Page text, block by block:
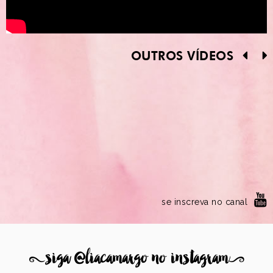
OUTROS VÍDEOS
se inscreva no canal
8siga @liacamargo no instagram9